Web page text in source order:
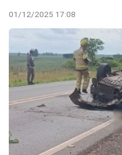
01/12/2025 17:08